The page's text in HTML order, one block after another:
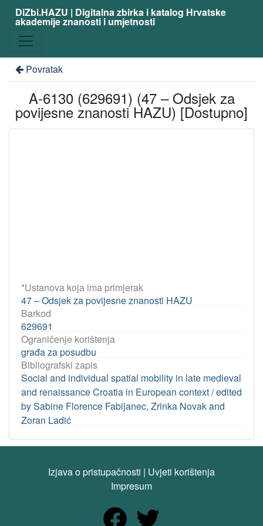
DiZbi.HAZU | Digitalna zbirka i katalog Hrvatske
akademije znanosti i umjetnosti
Povratak
A-6130 (629691) (47 – Odsjek za
povijesne znanosti HAZU) [Dostupno]
*Ustanova koja ima primjerak
47 – Odsjek za povijesne znanosti HAZU
Barkod
629691
Ograničenje korištenja
građa za posudbu
Bibliografski zapis
Social and individual spatial mobility in late medieval
and renaissance Croatia in European context / edited
by Sabine Florence Fabijanec, Zrinka Novak and
Zoran Ladić
Izjava o pristupačnosti | Uvjeti korištenja
Impresum